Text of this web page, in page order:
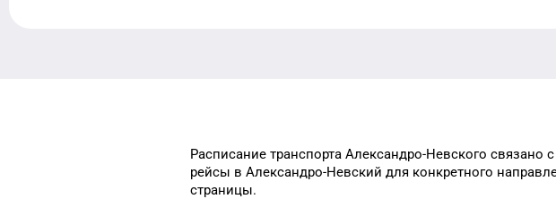
Расписание транспорта Александро-Невского связано
рейсы в Александро-Невский для конкретного
страницы.